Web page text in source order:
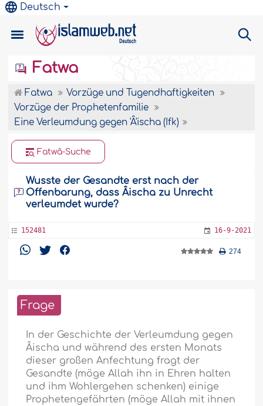
Deutsch
Fatwa
Fatwa
Vorzüge und Tugendhaftigkeiten
Vorzüge der Prophetenfamilie
Eine Verleumdung gegen 'Â'ischa (Ifk)
Fatwâ-Suche
Wusste der Gesandte erst nach der
Offenbarung, dass Âischa zu Unrecht
verleumdet wurde?
152481 16-9-2021
274
Frage
In der Geschichte der Verleumdung gegen
Âischa und während des ersten Monats
dieser großen Anfechtung fragt der
Gesandte (möge Allah ihn in Ehren halten
und ihm Wohlergehen schenken) einige
Prophetengefährten (möge Allah mit ihnen